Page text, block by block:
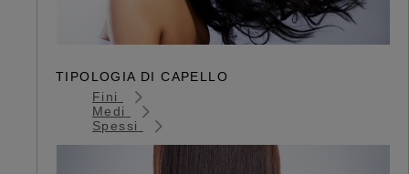
TIPOLOGIA DI CAPELLO
Fini
Medi
Spessi